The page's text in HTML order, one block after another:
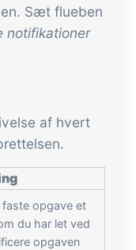
Sæt flueben
notifikationer
af hvert
faste opgave et
du har let ved
opgaven